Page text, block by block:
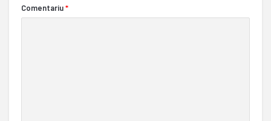
Comentariu*